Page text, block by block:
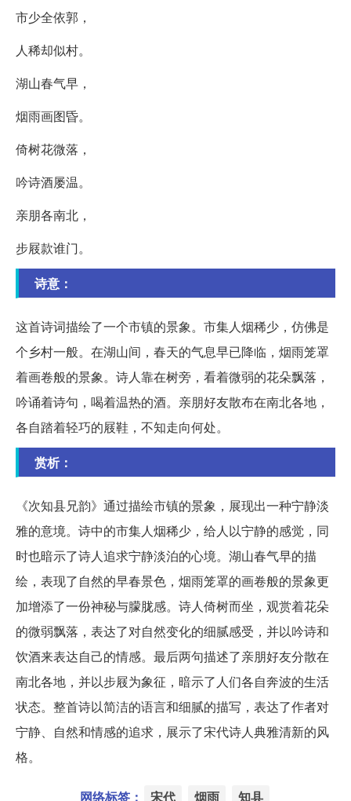
市少全依郭，
人稀却似村。
湖山春气早，
烟雨画图昏。
倚树花微落，
吟诗酒屡温。
亲朋各南北，
步屐款谁门。
诗意：
这首诗词描绘了一个市镇的景象。市集人烟稀少，仿佛是
个乡村一般。在湖山间，春天的气息早已降临，烟雨笼罩
着画卷般的景象。诗人靠在树旁，看着微弱的花朵飘落，
吟诵着诗句，喝着温热的酒。亲朋好友散布在南北各地，
各自踏着轻巧的屐鞋，不知走向何处。
赏析：
《次知县兄韵》通过描绘市镇的景象，展现出一种宁静淡
雅的意境。诗中的市集人烟稀少，给人以宁静的感觉，同
时也暗示了诗人追求宁静淡泊的心境。湖山春气早的描
绘，表现了自然的早春景色，烟雨笼罩的画卷般的景象更
加增添了一份神秘与朦胧感。诗人倚树而坐，观赏着花朵
的微弱飘落，表达了对自然变化的细腻感受，并以吟诗和
饮酒来表达自己的情感。最后两句描述了亲朋好友分散在
南北各地，并以步屐为象征，暗示了人们各自奔波的生活
状态。整首诗以简洁的语言和细腻的描写，表达了作者对
宁静、自然和情感的追求，展示了宋代诗人典雅清新的风
格。
网络标签： 宋代 烟雨 知县